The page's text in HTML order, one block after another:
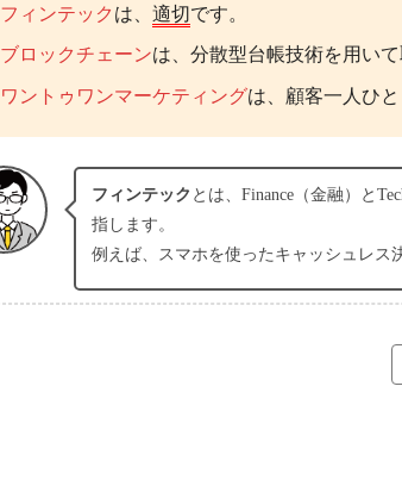
フィンテック は、 適切です。
ブロックチェーンは、分散型台帳技術を用い
ワントゥワンマーケティングは、顧客一人ひ
フィンテック とは、Finance（金融）と
指します。
例えば、スマホを使ったキャッシュレス